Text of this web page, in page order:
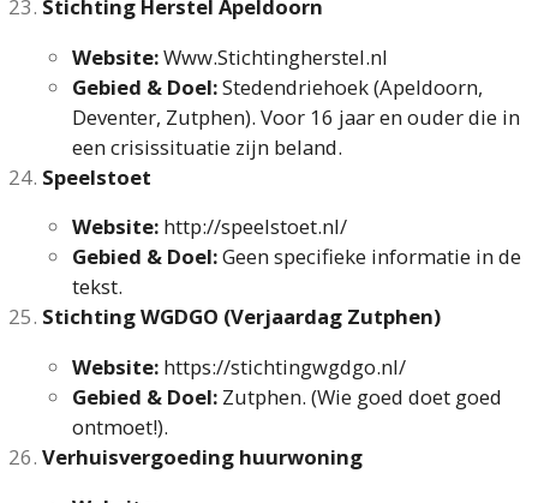
Stichting Herstel Apeldoorn
Website:Www.Stichtingherstel.nl
Gebied & Doel:Stedendriehoek (Apeldoorn,
Deventer, Zutphen). Voor 16 jaar en ouder die in
een crisissituatie zijn beland.
Speelstoet
Website: http://speelstoet.nl/
Gebied & Doel:Geen specifieke informatie in de
tekst.
Stichting WGDGO (Verjaardag Zutphen)
Website: https://stichtingwgdgo.nl/
Gebied & Doel: Zutphen. (Wie goed doet goed
ontmoet!).
Verhuisvergoeding huurwoning